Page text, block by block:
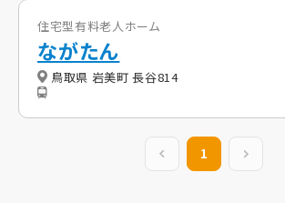
住宅型有料老人ホーム
ながたん
鳥取県 岩美町 長谷814
前の20件
1